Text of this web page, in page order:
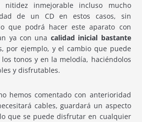
inmejorable incluso mucho
de un CD en estos casos, sin
que podrá hacer este aparato con
ya con una calidad inicial bastante
por ejemplo, y el cambio que puede
tonos y en la melodía, haciéndolos
y disfrutables.
hemos comentado con anterioridad
cables, guardará un aspecto
que se puede disfrutar en cualquier